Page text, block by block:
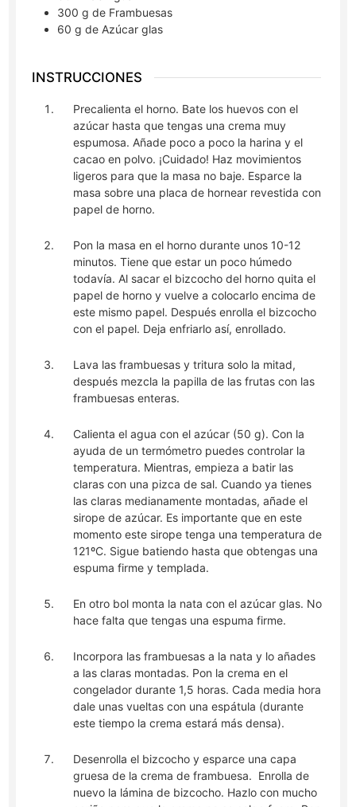
300 g de Frambuesas
60 g de Azúcar glas
INSTRUCCIONES
Precalienta el horno. Bate los huevos con el
azúcar hasta que tengas una crema muy
espumosa. Añade poco a poco la harina y el
cacao en polvo. ¡Cuidado! Haz movimientos
ligeros para que la masa no baje. Esparce la
masa sobre una placa de hornear revestida con
papel de horno.
Pon la masa en el horno durante unos 10-12
minutos. Tiene que estar un poco húmedo
todavía. Al sacar el bizcocho del horno quita el
papel de horno y vuelve a colocarlo encima de
este mismo papel. Después enrolla el bizcocho
con el papel. Deja enfriarlo así, enrollado.
Lava las frambuesas y tritura solo la mitad,
después mezcla la papilla de las frutas con las
frambuesas enteras.
Calienta el agua con el azúcar (50 g). Con la
ayuda de un termómetro puedes controlar la
temperatura. Mientras, empieza a batir las
claras con una pizca de sal. Cuando ya tienes
las claras medianamente montadas, añade el
sirope de azúcar. Es importante que en este
momento este sirope tenga una temperatura de
121ºC. Sigue batiendo hasta que obtengas una
espuma firme y templada.
En otro bol monta la nata con el azúcar glas. No
hace falta que tengas una espuma firme.
Incorpora las frambuesas a la nata y lo añades
a las claras montadas. Pon la crema en el
congelador durante 1,5 horas. Cada media hora
dale unas vueltas con una espátula (durante
este tiempo la crema estará más densa).
Desenrolla el bizcocho y esparce una capa
gruesa de la crema de frambuesa. Enrolla de
nuevo la lámina de bizcocho. Hazlo con mucho